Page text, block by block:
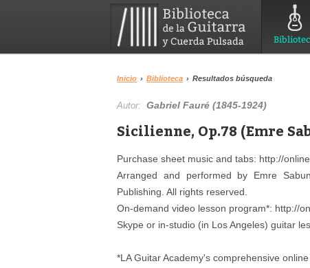
Inicio › Biblioteca › Resultados búsqueda
Autor:Gabriel Fauré (1845-1924)
Sicilienne, Op.78 (Emre
Purchase sheet music and tabs: http://
Arranged and performed by Emre
Publishing. All rights reserved.
On-demand video lesson program*: http://
Skype or in-studio (in Los Angeles) guitar
*LA Guitar Academy's comprehensive